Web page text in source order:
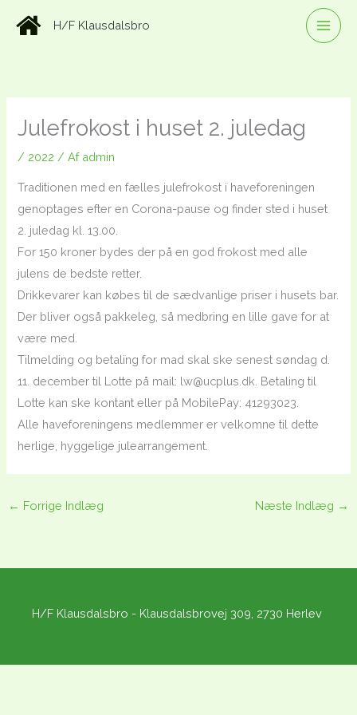
H/F Klausdalsbro
Julefrokost i huset 2. juledag
/ 2022 / Af admin
Traditionen med en fælles julefrokost i haveforeningen
genoptages efter en Corona-pause og finder sted i huset
2. juledag kl. 13.00.
For 150 kroner bydes der på en god frokost med alle
julens de bedste retter.
Drikkevarer kan købes til de sædvanlige priser i husets bar.
Der bliver også pakkeleg, så medbring en lille gave for at
være med.
Tilmelding og betaling for mad skal ske senest søndag d.
11. december til Lotte på mail: lw@ucplus.dk. Betaling til
Lotte kan ske kontant eller på MobilePay: 41293023.
Alle haveforeningens medlemmer er velkomne til dette
herlige, hyggelige julearrangement.
← Forrige Indlæg Næste Indlæg →
H/F Klausdalsbro - Klausdalsbrovej 309, 2730 Herlev